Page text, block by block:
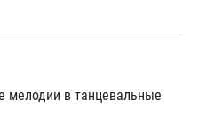
мелодии в танцевальные